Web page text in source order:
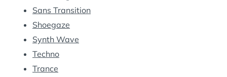
Sans Transition
Shoegaze
Synth Wave
Techno
Trance